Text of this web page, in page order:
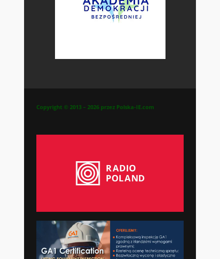
Copyright © 2013 – 2026 przez Polska-IE.com